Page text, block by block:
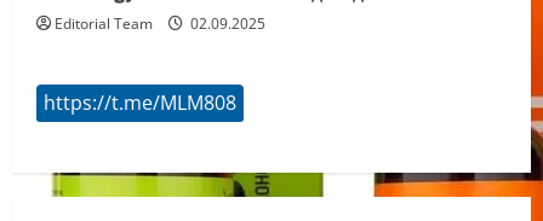
Editorial Team 02.09.2025
https://t.me/MLM808